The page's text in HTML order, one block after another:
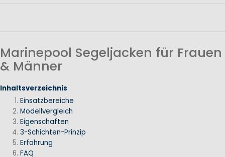
Marinepool Segeljacken für Frauen
& Männer
Inhaltsverzeichnis
Einsatzbereiche
Modellvergleich
Eigenschaften
3-Schichten-Prinzip
Erfahrung
FAQ